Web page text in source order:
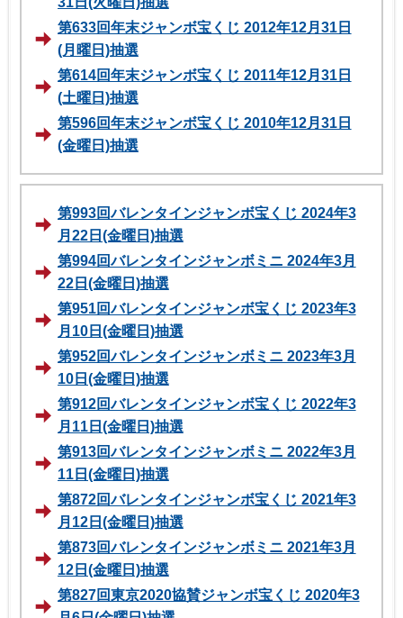
第633回年末ジャンボ宝くじ 2012年12月31日
(月曜日)抽選
第614回年末ジャンボ宝くじ 2011年12月31日
(土曜日)抽選
第596回年末ジャンボ宝くじ 2010年12月31日
(金曜日)抽選
第993回バレンタインジャンボ宝くじ 2024年3
月22日(金曜日)抽選
第994回バレンタインジャンボミニ 2024年3月
22日(金曜日)抽選
第951回バレンタインジャンボ宝くじ 2023年3
月10日(金曜日)抽選
第952回バレンタインジャンボミニ 2023年3月
10日(金曜日)抽選
第912回バレンタインジャンボ宝くじ 2022年3
月11日(金曜日)抽選
第913回バレンタインジャンボミニ 2022年3月
11日(金曜日)抽選
第872回バレンタインジャンボ宝くじ 2021年3
月12日(金曜日)抽選
第873回バレンタインジャンボミニ 2021年3月
12日(金曜日)抽選
第827回東京2020協賛ジャンボ宝くじ 2020年3